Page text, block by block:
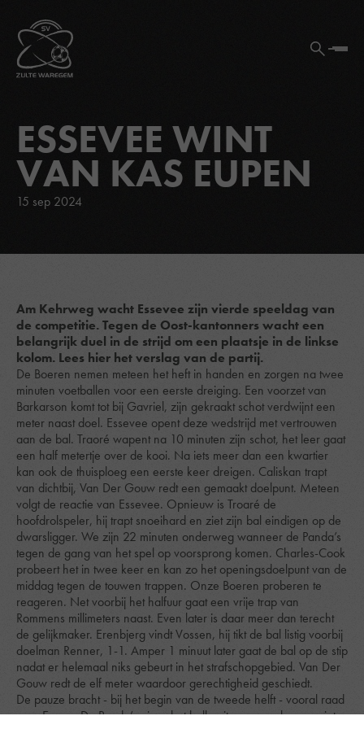
ESSEVEE WINT
VAN KAS EUPEN
15 sep 2024
Am Kehrweg wacht Essevee zijn vierde speeldag van
de competitie. Tegen de Oost-kantonners wacht een
belangrijk duel in de strijd om een plaatsje in de linkse
kolom. Lees hier het verslag van de partij.
De Boeren nemen meteen het heft in handen en zorgen na twee
minuten voetballen voor een eerste dreiging. Een voorzet van
Barkarson komt tot bij Gavriel, zijn gekraakt schot verdwijnt een
meter naast doel. Essevee opent deze wedstrijd met vertrouwen
aan de bal. Traoré wapent na 10 minuten zijn schot, het leer gaat
een half metertje over de kooi. Na iets meer dan een kwartier
kan ook de thuisploeg een eerste keer dreigen. Caliskan trapt
van dichtbij, Van Der Gouw redt een gemaakt doelpunt. Meteen
volgt de reactie van Essevee. Opnieuw is Troaré de
hoofdrolspeler, hij trapt snoeihard en ziet zijn bal eindigen op de
dwarsligger. We zijn 22 minuten onderweg wanneer de Panda’s
tegen de gang van het spel op voorsprong komen. Charles-Cook
probeert het in twee keer en kan zo het openingsdoelpunt van de
middag tegen de touwen trappen. Onze Boeren proberen te
reageren. Net voorbij het halfuur gaat een vrije trap van
Rommens millimeters naast. Even later is daar meer dan terecht
de gelijkmaker. Erenbjerg vindt Vossen, hij tikt de bal listig voorbij
doelman Renner, 1-1. Amper 1 minuut later gaat de bal op de stip
nadat er helemaal niks gebeurt in het strafschopgebied. Van Der
Gouw redt de elf meter waardoor gerechtigheid geschiedt.
De pauze bracht - bij het begin van de tweede helft - vooral raad
voor Eupen. De Panda’s eisen het balbezit op, maar komen niet